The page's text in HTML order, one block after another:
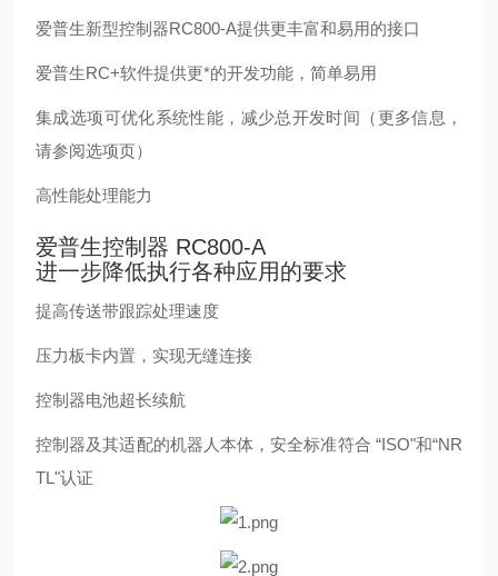
爱普生新型控制器RC800-A提供更丰富和易用的接口
爱普生RC+软件提供更*的开发功能，简单易用
集成选项可优化系统性能，减少总开发时间（更多信息，
请参阅选项页）
高性能处理能力
爱普生控制器 RC800-A
进一步降低执行各种应用的要求
提高传送带跟踪处理速度
压力板卡内置，实现无缝连接
控制器电池超长续航
控制器及其适配的机器人本体，安全标准符合 “ISO"和“NR
TL"认证